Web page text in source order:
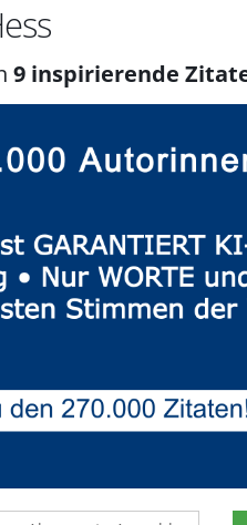
9 inspirierende